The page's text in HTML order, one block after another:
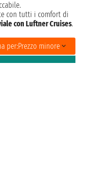
con tutti i comfort di
con Luftner Cruises.
per:Prezzo minore